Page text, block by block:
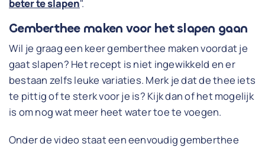
beter te slapen".
Gemberthee maken voor het slapen gaan
Wil je graag een keer gemberthee maken voordat je
gaat slapen? Het recept is niet ingewikkeld en er
bestaan zelfs leuke variaties. Merk je dat de thee iets
te pittig of te sterk voor je is? Kijk dan of het mogelijk
is om nog wat meer heet water toe te voegen.
Onder de video staat een eenvoudig gemberthee